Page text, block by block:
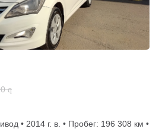
q
• 2014 г. в. • Пробег: 196 308 км •